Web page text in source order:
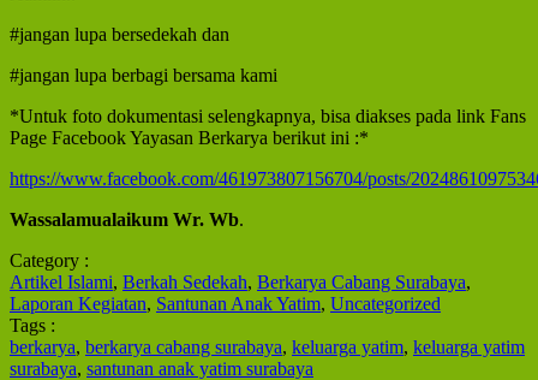
#jangan lupa bersedekah dan
#jangan lupa berbagi bersama kami
*Untuk foto dokumentasi selengkapnya, bisa diakses pada link Fans
Page Facebook Yayasan Berkarya berikut ini :*
https://www.facebook.com/461973807156704/posts/
Wassalamualaikum Wr. Wb.
Category :
Artikel Islami, Berkah Sedekah, Berkarya Cabang Surabaya,
Laporan Kegiatan, Santunan Anak Yatim, Uncategorized
Tags :
berkarya, berkarya cabang surabaya, keluarga yatim, keluarga yatim
surabaya, santunan anak yatim surabaya